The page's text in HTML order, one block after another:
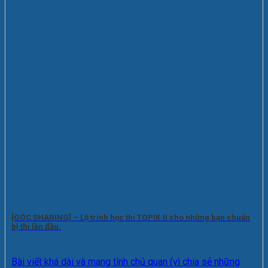
[GÓC SHARING] – Lộ trình học thi TOPIK II cho những bạn chuẩn
bị thi lần đầu.
Bài viết khá dài và mang tính chủ quan (vì chia sẻ những